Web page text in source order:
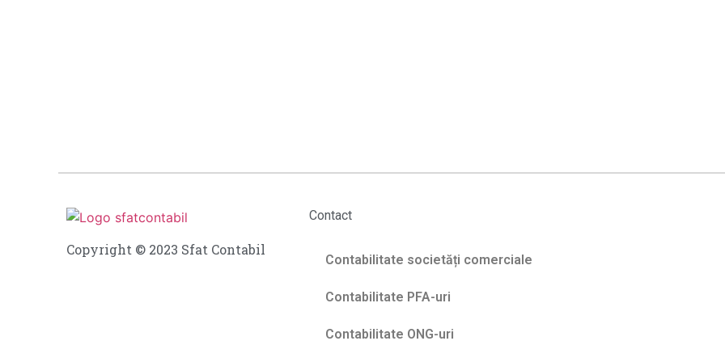
Copyright © 2023 Sfat Contabil
Contact
Contabilitate societăți comerciale
Contabilitate PFA-uri
Contabilitate ONG-uri